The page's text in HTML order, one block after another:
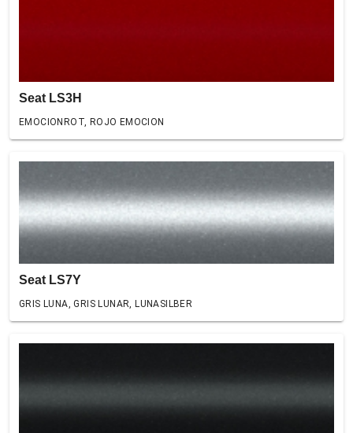
Seat LS3H
EMOCIONROT, ROJO EMOCION
Seat LS7Y
GRIS LUNA, GRIS LUNAR, LUNASILBER